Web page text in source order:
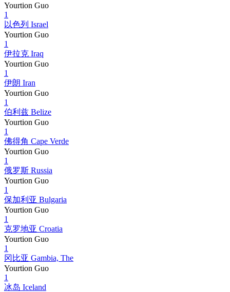
Yourtion Guo
1
以色列 Israel
Yourtion Guo
1
伊拉克 Iraq
Yourtion Guo
1
伊朗 Iran
Yourtion Guo
1
伯利兹 Belize
Yourtion Guo
1
佛得角 Cape Verde
Yourtion Guo
1
俄罗斯 Russia
Yourtion Guo
1
保加利亚 Bulgaria
Yourtion Guo
1
克罗地亚 Croatia
Yourtion Guo
1
冈比亚 Gambia, The
Yourtion Guo
1
冰岛 Iceland